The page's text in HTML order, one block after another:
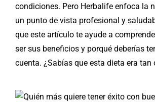
condiciones. Pero Herbalife enfoca la
un punto de vista profesional y
que este artículo te ayude a
ser sus beneficios y porqué deberías
cuenta. ¿Sabías que esta dieta era tan